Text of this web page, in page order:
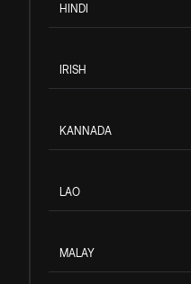
HINDI
IRISH
KANNADA
LAO
MALAY